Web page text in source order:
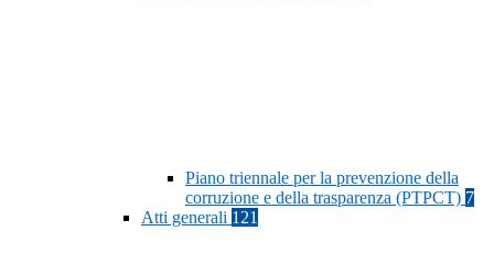
Piano triennale per la prevenzione della
corruzione e della trasparenza (PTPCT) 7
Atti generali 121